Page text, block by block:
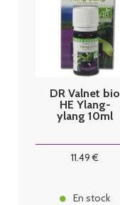
DR Valnet bio
HE Ylang-
ylang 10ml
11.49 €
En stock